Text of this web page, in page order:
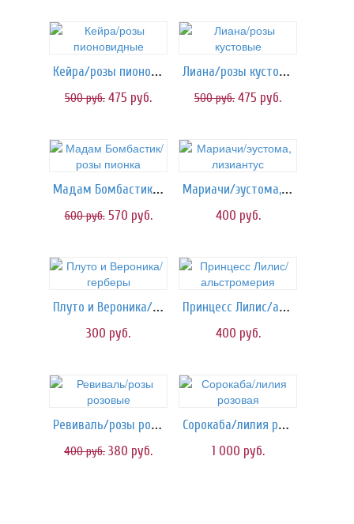
Кейра/розы пионовидные
500руб. 475 руб.
Лиана/розы кустовые
500руб. 475 руб.
Мадам Бомбастик/розы пионка
600руб. 570 руб.
Мариачи/эустома, лизиантус
400 руб.
Плуто и Вероника/герберы
300 руб.
Принцесс Лилис/альстромерия
400 руб.
Ревиваль/розы розовые
400руб. 380 руб.
Сорокаба/лилия розовая
1 000 руб.